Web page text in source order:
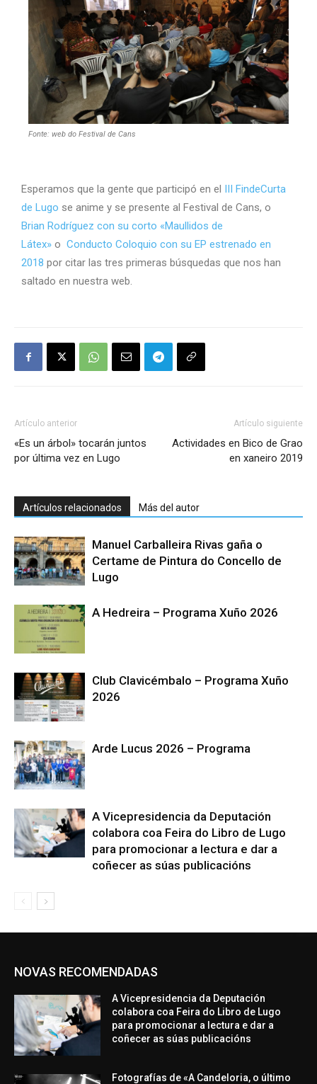
Fonte: web do Festival de Cans
Esperamos que la gente que participó en el III FindeCurta
de Lugo se anime y se presente al Festival de Cans, o
Brian Rodríguez con su corto «Maullidos de
Látex» o Conducto Coloquio con su EP estrenado en
2018 por citar las tres primeras búsquedas que nos han
saltado en nuestra web.
Artículo anterior
«Es un árbol» tocarán juntos
por última vez en Lugo
Artículo siguiente
Actividades en Bico de Grao
en xaneiro 2019
Artículos relacionados Más del autor
Manuel Carballeira Rivas gaña o
Certame de Pintura do Concello de
Lugo
A Hedreira – Programa Xuño 2026
Club Clavicémbalo – Programa Xuño
2026
Arde Lucus 2026 – Programa
A Vicepresidencia da Deputación
colabora coa Feira do Libro de Lugo
para promocionar a lectura e dar a
coñecer as súas publicacións
NOVAS RECOMENDADAS
A Vicepresidencia da Deputación
colabora coa Feira do Libro de Lugo
para promocionar a lectura e dar a
coñecer as súas publicacións
Fotografías de «A Candeloria, o último